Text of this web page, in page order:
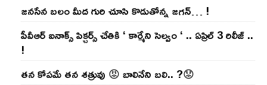
జ‌న‌సేన బ‌లం మీద గురి చూసి కొడుతోన్న జ‌గ‌న్‌… !
పీవీఆర్ ఐనాక్స్ పిక్చర్స్ చేతికి ‘ కార్మేని సెల్వం ‘ .. ఏప్రిల్ 3 రిలీజ్ ..
!
తన కోపమే తన శత్రువు 😡 బాలినేని బలి.. ?😟